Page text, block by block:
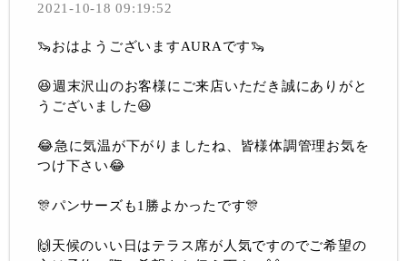
2021-10-18 09:19:52
🦦おはようございますAURAです🦦
😆週末沢山のお客様にご来店いただき誠にありがと
うございました😆
😂急に気温が下がりましたね、皆様体調管理お気を
つけ下さい😂
🎊パンサーズも1勝よかったです🎊
🙌天候のいい日はテラス席が人気ですのでご希望の